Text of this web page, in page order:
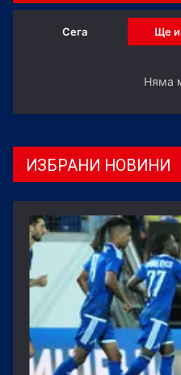
Сега Ще
Няма
ИЗБРАНИ НОВИНИ